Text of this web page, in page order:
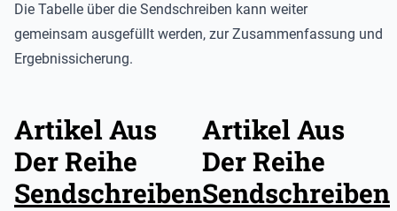
Die Tabelle über die Sendschreiben kann weiter
gemeinsam ausgefüllt werden, zur Zusammenfassung und
Ergebnissicherung.
Artikel Aus
Der Reihe
Sendschreiben
Artikel Aus
Der Reihe
Sendschreiben